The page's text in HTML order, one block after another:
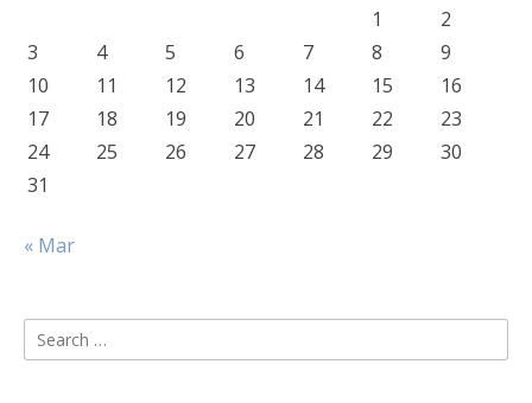
1
2
3
4 5 6 7 8
9
10
11 12 13 14 15
16
17
18 19 20 21 22
23
24
25 26 27 28 29
30
31
« Mar
Search
for: